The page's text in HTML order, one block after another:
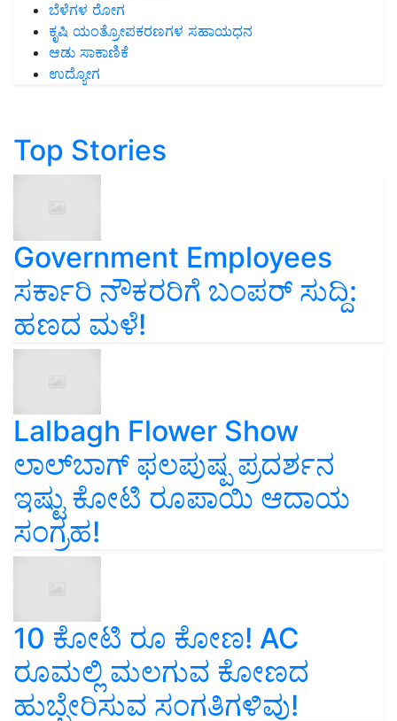
ಬೆಳೆಗಳ ರೋಗ
ಕೃಷಿ ಯಂತ್ರೋಪಕರಣಗಳ ಸಹಾಯಧನ
ಆಡು ಸಾಕಾಣಿಕೆ
ಉದ್ಯೋಗ
Top Stories
Government Employees
ಸರ್ಕಾರಿ ನೌಕರರಿಗೆ ಬಂಪರ್‌ ಸುದ್ದಿ:
ಹಣದ ಮಳೆ!
Lalbagh Flower Show
ಲಾಲ್‌ಬಾಗ್ ಫಲಪುಷ್ಪ ಪ್ರದರ್ಶನ
ಇಷ್ಟು ಕೋಟಿ ರೂಪಾಯಿ ಆದಾಯ
ಸಂಗ್ರಹ!
10 ಕೋಟಿ ರೂ ಕೋಣ! AC
ರೂಮಲ್ಲಿ ಮಲಗುವ ಕೋಣದ
ಹುಬ್ಬೇರಿಸುವ ಸಂಗತಿಗಳಿವು!